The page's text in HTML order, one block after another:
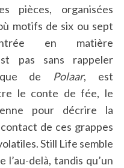
pièces, organisées
motifs de six ou sept
en matière
pas sans rappeler
de Polaar, est
le conte de fée, le
pour décrire la
de ces grappes
Still Life semble
l’au-delà, tandis qu’un